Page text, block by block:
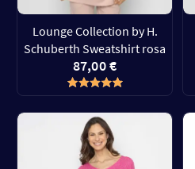
Lounge Collection by H.
Schuberth Sweatshirt rosa
87,00 €